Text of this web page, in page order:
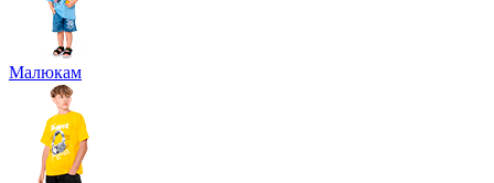
Малюкам